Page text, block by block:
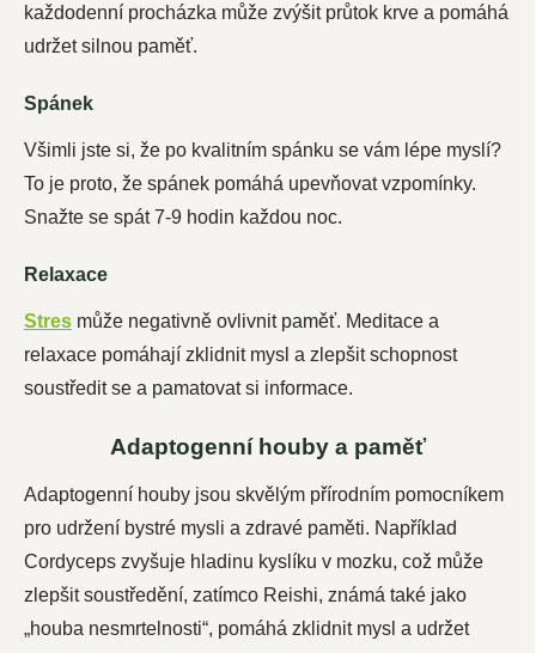
každodenní procházka může zvýšit průtok krve a pomáhá
udržet silnou paměť.
Spánek
Všimli jste si, že po kvalitním spánku se vám lépe myslí?
To je proto, že spánek pomáhá upevňovat vzpomínky.
Snažte se spát 7-9 hodin každou noc.
Relaxace
Stres může negativně ovlivnit paměť. Meditace a
relaxace pomáhají zklidnit mysl a zlepšit schopnost
soustředit se a pamatovat si informace.
Adaptogenní houby a paměť
Adaptogenní houby jsou skvělým přírodním pomocníkem
pro udržení bystré mysli a zdravé paměti. Například
Cordyceps zvyšuje hladinu kyslíku v mozku, což může
zlepšit soustředění, zatímco Reishi, známá také jako
„houba nesmrtelnosti“, pomáhá zklidnit mysl a udržet